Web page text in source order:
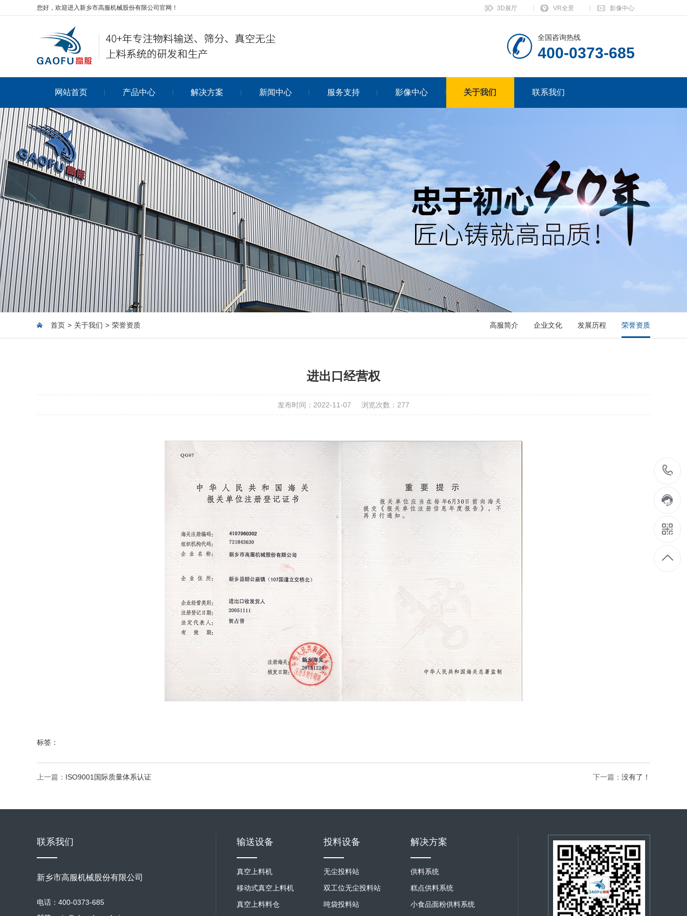
您好，欢迎进入新乡市高服机械股份有限公司官网！ 3D展厅 VR全景 影像中心
全国咨询热线
400-0373-685
网站首页 产品中心 解决方案 新闻中心 服务支持 影像中心 关于我们 联系我们
首页 > 关于我们 > 荣誉资质 高服简介 企业文化 发展历程 荣誉资质
进出口经营权
发布时间：2022-11-07 浏览次数：277
标签：
上一篇： ISO9001国际质量体系认证 下一篇： 没有了！
联系我们
新乡市高服机械股份有限公司
电话：400-0373-685
输送设备
真空上料机
移动式真空上料机
真空上料料仓
投料设备
无尘投料站
双工位无尘投料站
吨袋投料站
解决方案
供料系统
糕点供料系统
小食品面粉供料系统